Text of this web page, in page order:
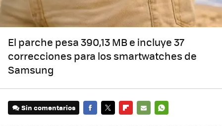
El parche pesa 390,13 MB e incluye 37
correcciones para los smartwatches de
Samsung
Sin comentarios